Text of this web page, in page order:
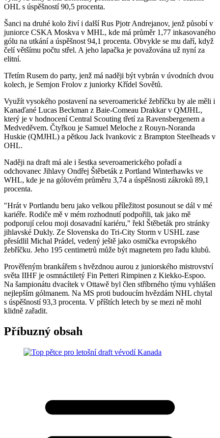
OHL s úspěšností 90,5 procenta.
Šanci na druhé kolo živí i další Rus Pjotr Andrejanov, jenž působí v
juniorce CSKA Moskva v MHL, kde má průměr 1,77 inkasovaného
gólu na utkání a úspěšnost 94,1 procenta. Obvykle se mu daří, když
čelí většímu počtu střel. A jeho lapačka je považována už nyní za
elitní.
Třetím Rusem do party, jenž má naději být vybrán v úvodních dvou
kolech, je Semjon Frolov z juniorky Křídel Sovětů.
Využít vysokého postavení na severoamerické žebříčku by ale měli i
Kanaďané Lucas Beckman z Baie-Comeau Drakkar v QMJHL,
který je v hodnocení Central Scouting třetí za Ravensbergenem a
Medveděvem. Čtyřkou je Samuel Meloche z Rouyn-Noranda
Huskie (QMJHL) a pětkou Jack Ivankovic z Brampton Steelheads v
OHL.
Naději na draft má ale i šestka severoamerického pořadí a
odchovanec Jihlavy Ondřej Štěbeták z Portland Winterhawks ve
WHL, kde je na gólovém průměru 3,74 a úspěšnosti zákroků 89,1
procenta.
"Hrát v Portlandu beru jako velkou příležitost posunout se dál v mé
kariéře. Rodiče mě v mém rozhodnutí podpořili, tak jako mě
podporují celou moji dosavadní kariéru," řekl Štěbeták pro stránky
jihlavské Dukly. Ze Slovenska do Tri-City Storm v USHL zase
přesídlil Michal Prádel, vedený ještě jako osmička evropského
žebříčku. Jeho 195 centimetrů může být magnetem pro řadu klubů.
Prověřeným brankářem s hvězdnou aurou z juniorského mistrovství
světa IIHF je osmnáctiletý Fin Petteri Rimpinen z Kiekko-Espoo.
Na šampionátu dvacítek v Ottawě byl člen stříbrného týmu vyhlášen
nejlepším gólmanem. Na MS proti budoucím hvězdám NHL chytal
s úspěšností 93,3 procenta. V příštích letech by se mezi ně mohl
klidně zařadit.
Příbuzný obsah